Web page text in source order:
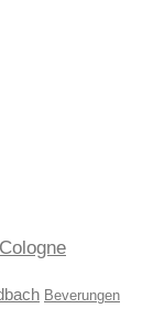
Beverungen